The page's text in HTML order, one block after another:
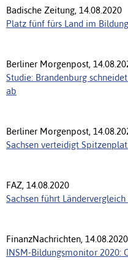
Badische Zeitung, 14.08.2020
Platz fünf fürs Land im
Berliner Morgenpost,
Studie: Brandenburg
ab
Berliner Morgenpost,
Sachsen verteidigt
FAZ, 14.08.2020
Sachsen führt Ländervergleich
FinanzNachrichten, 14.08.2020
INSM-Bildungsmonitor 2020: